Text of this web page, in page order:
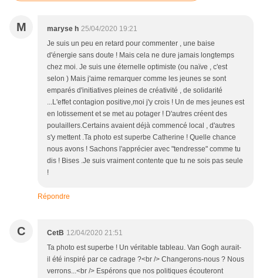
M maryse h 25/04/2020 19:21
Je suis un peu en retard pour commenter , une baise
d'énergie sans doute ! Mais cela ne dure jamais longtemps
chez moi. Je suis une éternelle optimiste (ou naïve , c'est
selon ) Mais j'aime remarquer comme les jeunes se sont
emparés d'initiatives pleines de créativité , de solidarité
...L'effet contagion positive,moi j'y crois ! Un de mes jeunes est
en lotissement et se met au potager ! D'autres créent des
poulaillers.Certains avaient déjà commencé local , d'autres
s'y mettent .Ta photo est superbe Catherine ! Quelle chance
nous avons ! Sachons l'apprécier avec "tendresse" comme tu
dis ! Bises .Je suis vraiment contente que tu ne sois pas seule
!
Répondre
C CetB 12/04/2020 21:51
Ta photo est superbe ! Un véritable tableau. Van Gogh aurait-
il été inspiré par ce cadrage ?<br /> Changerons-nous ? Nous
verrons...<br /> Espérons que nos politiques écouteront